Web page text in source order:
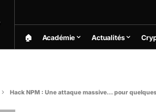
🏠︎ Académie Actualités
Hack NPM : Une attaque massive… pour